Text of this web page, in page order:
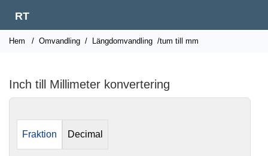
RT
Hem / Omvandling / Längdomvandling /tum till mm
Inch till Millimeter konvertering
Fraktion Decimal